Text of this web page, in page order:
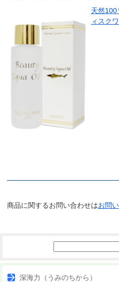
天然
ィスク
商品に関するお問い合わせはお問
深海力（うみのちから）